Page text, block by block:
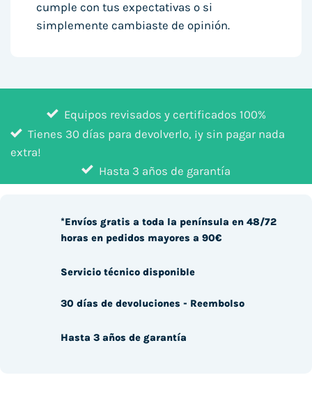
cumple con tus expectativas o si
simplemente cambiaste de opinión.
Equipos revisados y certificados 100%
Tienes 30 días para devolverlo, ¡y sin pagar nada
extra!
Hasta 3 años de garantía
*Envíos gratis a toda la península en 48/72
horas en pedidos mayores a 90€
Servicio técnico disponible
30 días de devoluciones - Reembolso
Hasta 3 años de garantía